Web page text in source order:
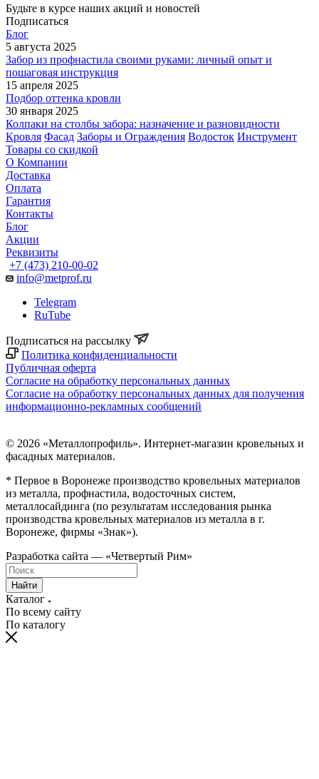
Будьте в курсе наших акций и новостей
Подписаться
Блог
5 августа 2025
Забор из профнастила своими руками: личный опыт и
пошаговая инструкция
15 апреля 2025
Подбор оттенка кровли
30 января 2025
Колпаки на столбы забора: назначение и разновидности
Кровля Фасад Заборы и Ограждения Водосток Инструмент
Товары со скидкой
О Компании
Доставка
Оплата
Гарантия
Контакты
Блог
Акции
Реквизиты
+7 (473) 210-00-02
info@metprof.ru
Telegram
RuTube
Подписаться на рассылку
Политика конфиденциальности
Публичная оферта
Согласие на обработку персональных данных
Согласие на обработку персональных данных для получения
информационно-рекламных сообщений
© 2026 «Металлопрофиль». Интернет-магазин кровельных и
фасадных материалов.
* Первое в Воронеже производство кровельных материалов
из металла, профнастила, водосточных систем,
металлосайдинга (по результатам исследования рынка
производства кровельных материалов из металла в г.
Воронеже, фирмы «Знак»).
Разработка сайта — «Четвертый Рим»
Найти
Каталог
По всему сайту
По каталогу